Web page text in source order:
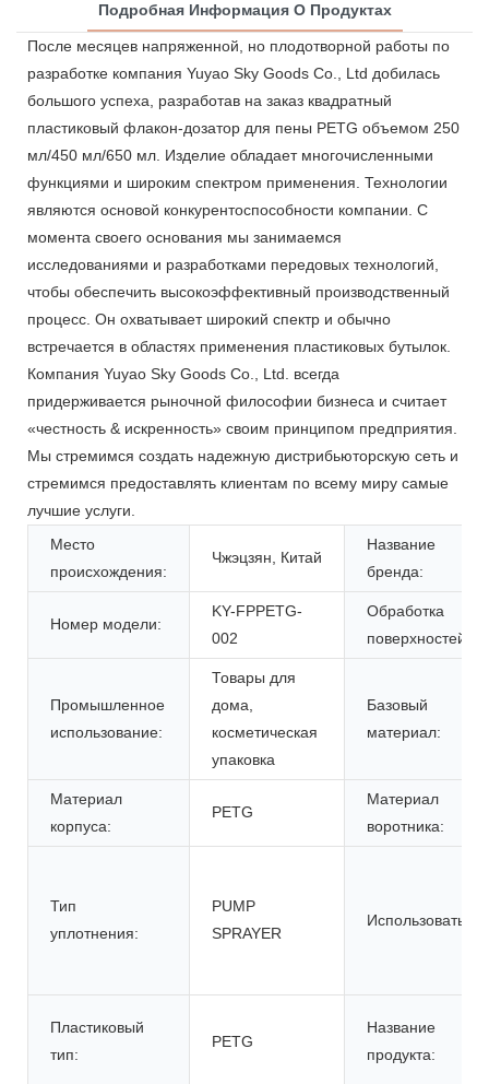
Подробная Информация О Продуктах
После месяцев напряженной, но плодотворной работы по
разработке компания Yuyao Sky Goods Co., Ltd добилась
большого успеха, разработав на заказ квадратный
пластиковый флакон-дозатор для пены PETG объемом 250
мл/450 мл/650 мл. Изделие обладает многочисленными
функциями и широким спектром применения. Технологии
являются основой конкурентоспособности компании. С
момента своего основания мы занимаемся
исследованиями и разработками передовых технологий,
чтобы обеспечить высокоэффективный производственный
процесс. Он охватывает широкий спектр и обычно
встречается в областях применения пластиковых бутылок.
Компания Yuyao Sky Goods Co., Ltd. всегда
придерживается рыночной философии бизнеса и считает
«честность & искренность» своим принципом предприятия.
Мы стремимся создать надежную дистрибьюторскую сеть и
стремимся предоставлять клиентам по всему миру самые
лучшие услуги.
Место
происхождения:
Чжэцзян, Китай
Название
бренда:
Номер модели:
KY-FPPETG-
002
Обработка
поверхностей:
Промышленное
использование:
Товары для
дома,
косметическая
упаковка
Базовый
материал:
Материал
корпуса:
PETG
Материал
воротника:
Тип
уплотнения:
PUMP
SPRAYER
Использовать:
Пластиковый
тип:
PETG
Название
продукта: